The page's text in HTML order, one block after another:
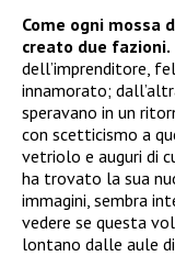
Come ogni mossa
creato due fazioni.
dell’imprenditore,
innamorato;
speravano in un
con scetticismo a
vetriolo e auguri di
ha trovato la sua
immagini, sembra
vedere se questa
lontano dalle aule